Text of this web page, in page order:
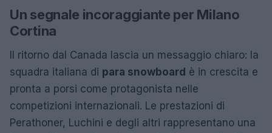
Un segnale incoraggiante per Milano
Cortina
Il ritorno dal Canada lascia un messaggio chiaro: la
squadra italiana di para snowboard è in crescita e
pronta a porsi come protagonista nelle
competizioni internazionali. Le prestazioni di
Perathoner, Luchini e degli altri rappresentano una